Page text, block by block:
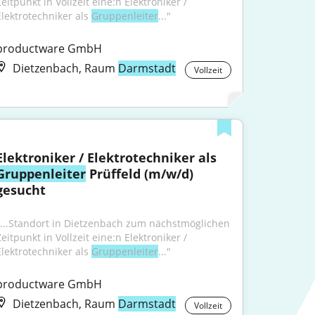
als Gruppenleiter..."
GmbH
Dietzenbach, Raum Darmstadt Vollzeit
Elektroniker / Elektrotechniker als
Prüffeld (m/w/d)
in Dietzenbach zum nächstmöglichen
in Vollzeit eine:n Elektroniker /
als Gruppenleiter..."
GmbH
Dietzenbach, Raum Darmstadt Vollzeit